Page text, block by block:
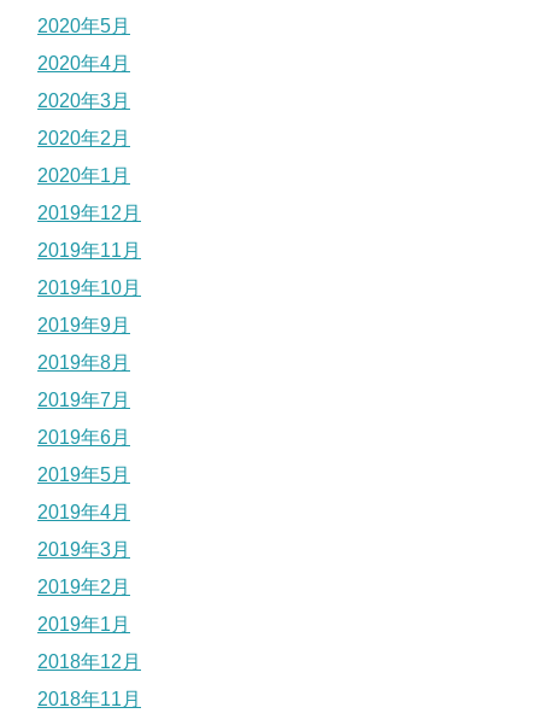
2020年5月
2020年4月
2020年3月
2020年2月
2020年1月
2019年12月
2019年11月
2019年10月
2019年9月
2019年8月
2019年7月
2019年6月
2019年5月
2019年4月
2019年3月
2019年2月
2019年1月
2018年12月
2018年11月